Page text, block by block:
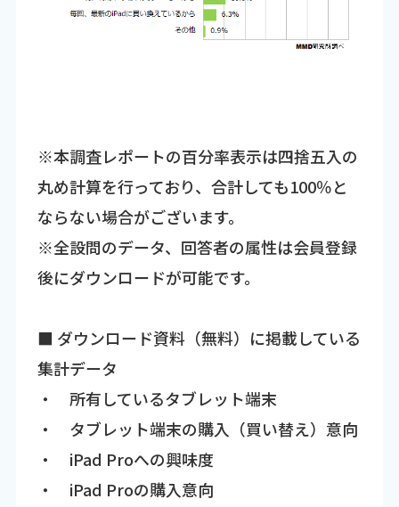
※本調査レポートの百分率表示は四捨五入の
丸め計算を行っており、合計しても100％と
ならない場合がございます。
※全設問のデータ、回答者の属性は会員登録
後にダウンロードが可能です。
■ ダウンロード資料（無料）に掲載している
集計データ
・ 所有しているタブレット端末
・ タブレット端末の購入（買い替え）意向
・ iPad Proへの興味度
・ iPad Proの購入意向